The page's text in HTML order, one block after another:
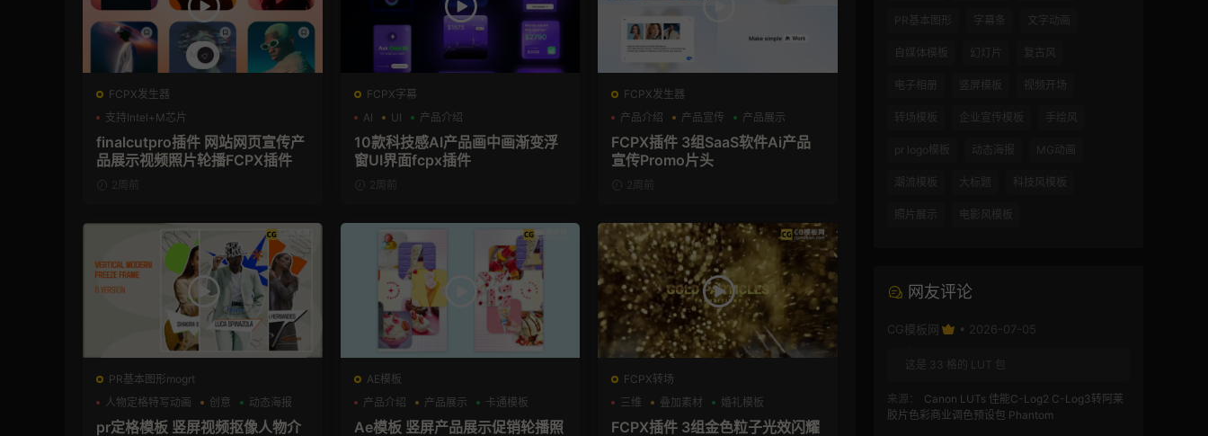
FCPX发生器
支持Intel+M芯片
finalcutpro插件 网站网页宣传产
品展示视频照片轮播FCPX插件
2周前
FCPX字幕
AI
UI 产品介绍
10款科技感AI产品画中画渐变浮
窗UI界面fcpx插件
2周前
FCPX发生器
产品介绍
产品宣传 产品展示
FCPX插件 3组SaaS软件Ai产品
宣传Promo片头
2周前
PR基本图形mogrt
人物定格特写动画
创意 动态海报
pr定格模板 竖屏视频抠像人物介
AE模板
产品介绍
产品展示 卡通模板
Ae模板 竖屏产品展示促销轮播照
FCPX转场
三维
叠加素材 婚礼模板
FCPX插件 3组金色粒子光效闪耀
PR基本图形 字幕条 文字动画
自媒体模板 幻灯片 复古风
电子相册 竖屏模板 视频开场
转场模板 企业宣传模板 手绘风
pr logo模板 动态海报 MG动画
潮流模板 大标题 科技风模板
照片展示 电影风模板
网友评论
CG模板网 • 2026-07-05
这是 33 格的 LUT 包
来源：
Canon LUTs 佳能C-Log2 C-Log3转阿莱
胶片色彩商业调色预设包 Phantom